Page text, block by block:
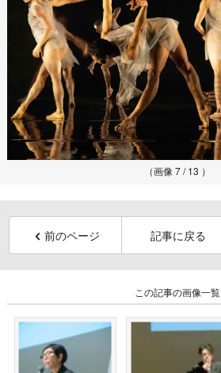
（画像 7 / 13 ）
前のページ 記事に戻る
この記事の画像一覧